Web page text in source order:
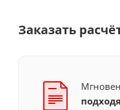
Заказать